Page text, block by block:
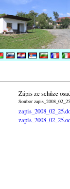
Zápis ze schůze
Soubor